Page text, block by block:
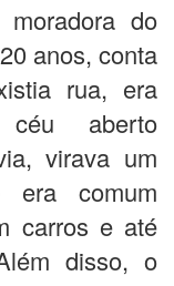
do
anos, conta
rua, era
aberto
virava um
era comum
carros e até
disso, o